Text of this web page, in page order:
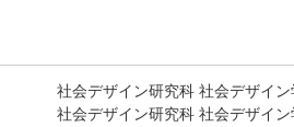
社会デザイン研究科 社会デザイ
社会デザイン研究科 社会デザイ